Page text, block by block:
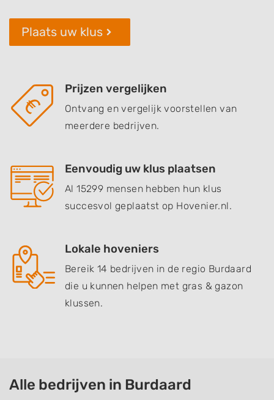
Plaats uw klus
Prijzen vergelijken
Ontvang en vergelijk voorstellen van
meerdere bedrijven.
Eenvoudig uw klus plaatsen
Al 15299 mensen hebben hun klus
succesvol geplaatst op Hovenier.nl.
Lokale hoveniers
Bereik 14 bedrijven in de regio Burdaard
die u kunnen helpen met gras & gazon
klussen.
Alle bedrijven in Burdaard